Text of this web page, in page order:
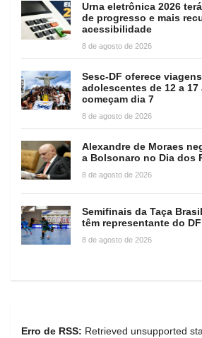
Urna eletrônica 2026
de progresso e mais
acessibilidade
8 de agosto de 2026
Sesc-DF oferece
adolescentes de 12 a
começam dia 7
8 de agosto de 2026
Alexandre de Moraes
a Bolsonaro no Dia dos
8 de agosto de 2026
Semifinais da Taça
têm representante do DF
8 de agosto de 2026
Erro de RSS: Retrieved unsupported